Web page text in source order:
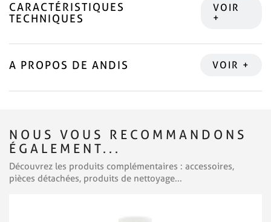
CARACTÉRISTIQUES
TECHNIQUES
A PROPOS DE ANDIS
NOUS VOUS RECOMMANDONS
ÉGALEMENT...
Découvrez les produits complémentaires : accessoires,
pièces détachées, produits de nettoyage...